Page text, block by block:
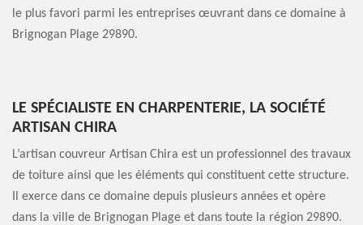
le plus favori parmi les entreprises œuvrant dans ce domaine à
Brignogan Plage 29890.
LE SPÉCIALISTE EN CHARPENTERIE, LA SOCIÉTÉ
ARTISAN CHIRA
L’artisan couvreur Artisan Chira est un professionnel des travaux
de toiture ainsi que les éléments qui constituent cette structure.
Il exerce dans ce domaine depuis plusieurs années et opère
dans la ville de Brignogan Plage et dans toute la région 29890.